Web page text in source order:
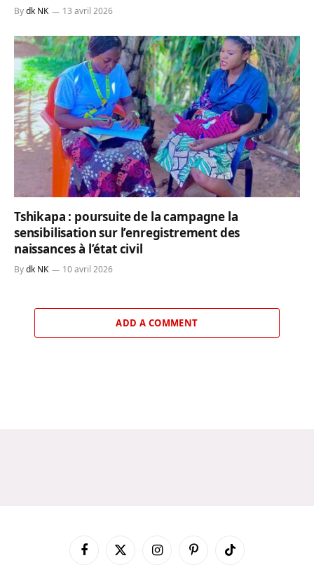
Bydk NK 13 avril 2026
Tshikapa : poursuite de la campagne la
sensibilisation sur l’enregistrement des
naissances à l’état civil
Bydk NK 10 avril 2026
ADD A COMMENT
FacebookX
InstagramPinterestTikTok